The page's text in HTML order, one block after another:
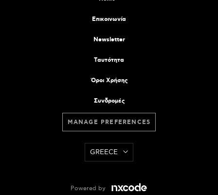
Επικοινωνία
Newsletter
Tαυτότητα
Όροι Χρήσης
Συνδρομές
MANAGE PREFERENCES
GREECE
Powered by